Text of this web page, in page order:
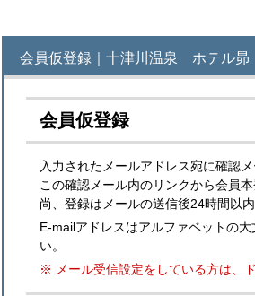
会員仮登録｜十津川温泉 ホテル昴
会員仮登録
入力されたメールアドレス宛に確認メ
この確認メール内のリンクから会員本
尚、登録はメールの送信後24時間以
E-mailアドレスはアルファベットの
い。
※ メール受信設定をしている方は、